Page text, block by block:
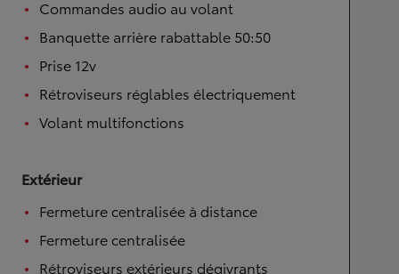
Commandes audio au volant
Banquette arrière rabattable 50:50
Prise 12v
Rétroviseurs réglables électriquement
Volant multifonctions
Extérieur
Fermeture centralisée à distance
Fermeture centralisée
Rétroviseurs extérieurs dégivrants